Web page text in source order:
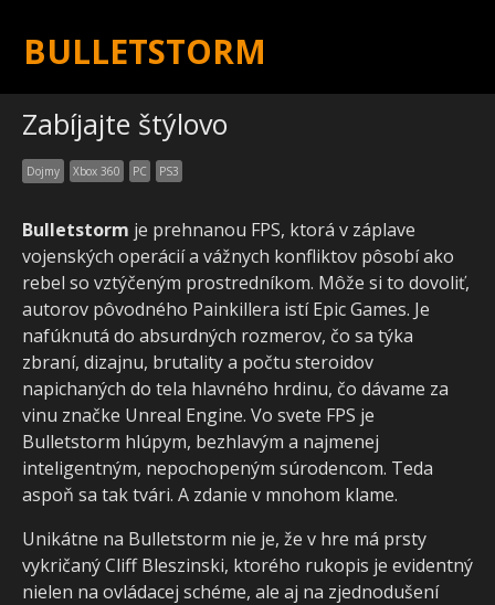
BULLETSTORM
Zabíjajte štýlovo
Dojmy Xbox 360 PC PS3
Bulletstorm je prehnanou FPS, ktorá v záplave
vojenských operácií a vážnych konfliktov pôsobí ako
rebel so vztýčeným prostredníkom. Môže si to dovoliť,
autorov pôvodného Painkillera istí Epic Games. Je
nafúknutá do absurdných rozmerov, čo sa týka
zbraní, dizajnu, brutality a počtu steroidov
napichaných do tela hlavného hrdinu, čo dávame za
vinu značke Unreal Engine. Vo svete FPS je
Bulletstorm hlúpym, bezhlavým a najmenej
inteligentným, nepochopeným súrodencom. Teda
aspoň sa tak tvári. A zdanie v mnohom klame.
Unikátne na Bulletstorm nie je, že v hre má prsty
vykričaný Cliff Bleszinski, ktorého rukopis je evidentný
nielen na ovládacej schéme, ale aj na zjednodušení